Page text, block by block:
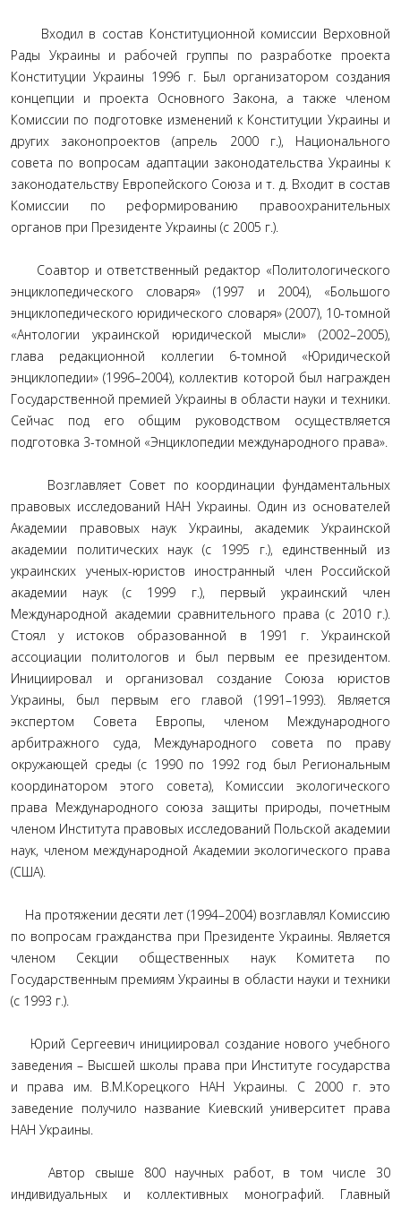
Входил в состав Конституционной комиссии Верховной
Рады Украины и рабочей группы по разработке проекта
Конституции Украины 1996 г. Был организатором создания
концепции и проекта Основного Закона, а также членом
Комиссии по подготовке изменений к Конституции Украины и
других законопроектов (апрель 2000 г.), Национального
совета по вопросам адаптации законодательства Украины к
законодательству Европейского Союза и т. д. Входит в состав
Комиссии по реформированию правоохранительных
органов при Президенте Украины (с 2005 г.).
Соавтор и ответственный редактор «Политологического
энциклопедического словаря» (1997 и 2004), «Большого
энциклопедического юридического словаря» (2007), 10-томной
«Антологии украинской юридической мысли» (2002–2005),
глава редакционной коллегии 6-томной «Юридической
энциклопедии» (1996–2004), коллектив которой был награжден
Государственной премией Украины в области науки и техники.
Сейчас под его общим руководством осуществляется
подготовка 3-томной «Энциклопедии международного права».
Возглавляет Совет по координации фундаментальных
правовых исследований НАН Украины. Один из основателей
Академии правовых наук Украины, академик Украинской
академии политических наук (с 1995 г.), единственный из
украинских ученых-юристов иностранный член Российской
академии наук (с 1999 г.), первый украинский член
Международной академии сравнительного права (с 2010 г.).
Стоял у истоков образованной в 1991 г. Украинской
ассоциации политологов и был первым ее президентом.
Инициировал и организовал создание Союза юристов
Украины, был первым его главой (1991–1993). Является
экспертом Совета Европы, членом Международного
арбитражного суда, Международного совета по праву
окружающей среды (с 1990 по 1992 год был Региональным
координатором этого совета), Комиссии экологического
права Международного союза защиты природы, почетным
членом Института правовых исследований Польской академии
наук, членом международной Академии экологического права
(США).
На протяжении десяти лет (1994–2004) возглавлял Комиссию
по вопросам гражданства при Президенте Украины. Является
членом Секции общественных наук Комитета по
Государственным премиям Украины в области науки и техники
(с 1993 г.).
Юрий Сергеевич инициировал создание нового учебного
заведения – Высшей школы права при Институте государства
и права им. В.М.Корецкого НАН Украины. С 2000 г. это
заведение получило название Киевский университет права
НАН Украины.
Автор свыше 800 научных работ, в том числе 30
индивидуальных и коллективных монографий. Главный